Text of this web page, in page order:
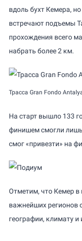
вдоль бухт Кемера,
встречают подъемы
прохождения всего
набрать более 2 км.
Трасса Gran Fondo
На старт вышло 133
финишем смогли
смог «привезти» на
Отметим, что Кемер в
важнейших регионов
географии, климату и